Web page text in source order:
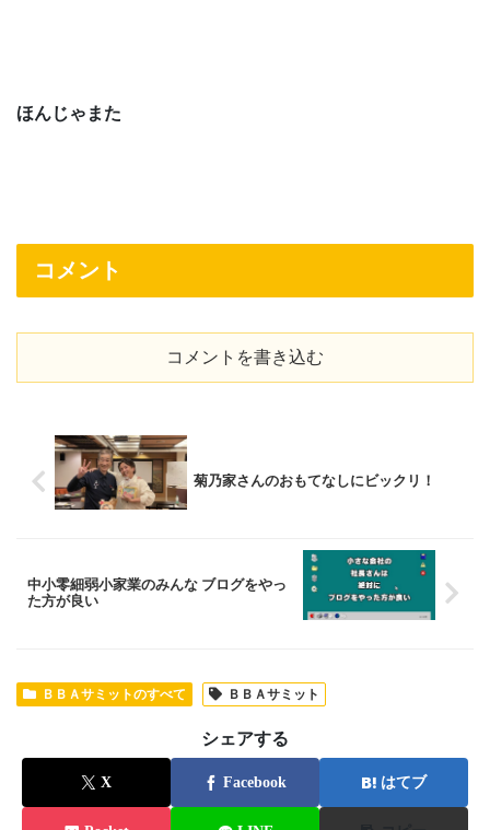
ほんじゃまた
コメント
コメントを書き込む
菊乃家さんのおもてなしにビックリ！
中小零細弱小家業のみんな ブログをやっ
た方が良い
ＢＢＡサミットのすべて ＢＢＡサミット
シェアする
X Facebook はてブ